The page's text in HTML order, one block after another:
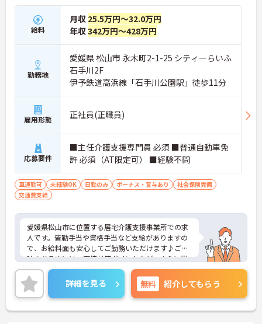
給料
月収 25.5万円～32.0万円
年収342万円～428万円
勤務地
愛媛県 松山市 永木町2-1-25 シティーらいふ
石手川2F
伊予鉄道高浜線「石手川公園駅」徒歩11分
雇用形態 正社員(正職員)
応募要件
■主任介護支援専門員 必須 ■普通自動車免
許 必須（AT限定可） ■経験不問
車通勤可 未経験OK 日勤のみ ボーナス・賞与あり
社会保険完備
交通費支給
愛媛県松山市に位置する居宅介護支援事業所での求
人です。皆勤手当や資格手当など支給がありますの
で、お給料面も安心してご勤務いただけます♪ご興
味のある方には、面接対策ポイントなど、さらに詳
細をご案内しますのでお気軽にご相談ください！
詳細を見る 無料 紹介してもらう